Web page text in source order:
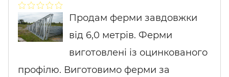
Продам ферми завдовжки
від 6,0 метрів. Ферми
виготовлені із оцинкованого
профілю. Виготовимо ферми за